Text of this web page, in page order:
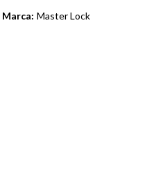
Marca: Master Lock